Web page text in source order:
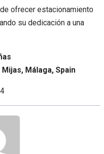
ofrecer estacionamiento
su dedicación a una
Málaga, Spain